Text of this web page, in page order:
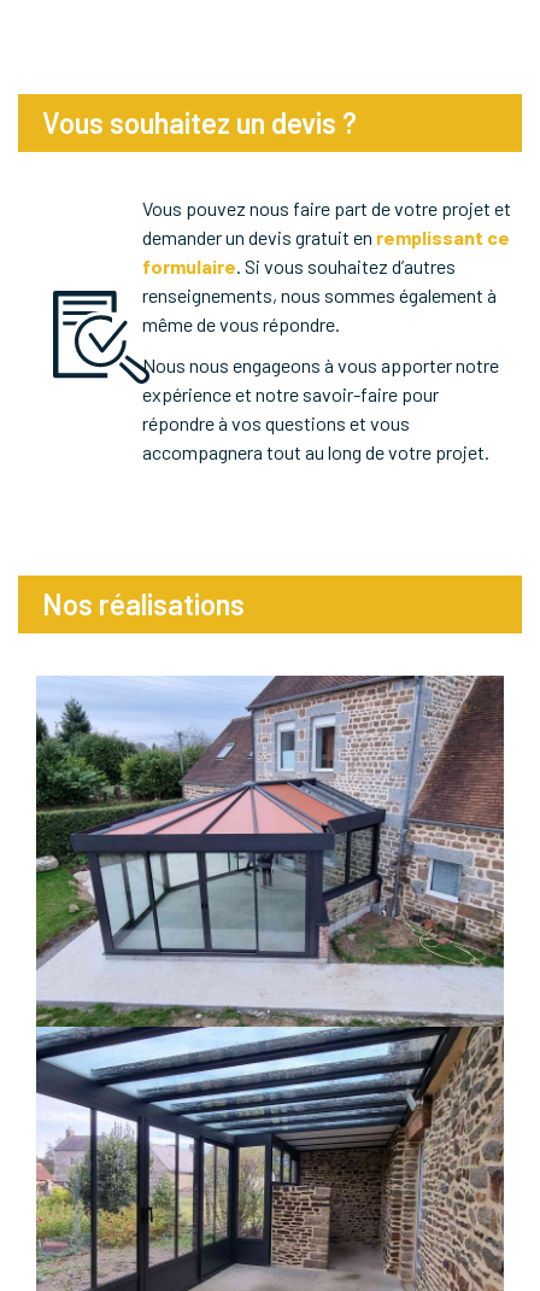
Vous souhaitez un devis ?
Vous pouvez nous faire part de votre projet et
demander un devis gratuit en remplissant ce
formulaire. Si vous souhaitez d’autres
renseignements, nous sommes également à
même de vous répondre.
Nous nous engageons à vous apporter notre
expérience et notre savoir-faire pour
répondre à vos questions et vous
accompagnera tout au long de votre projet.
Nos réalisations